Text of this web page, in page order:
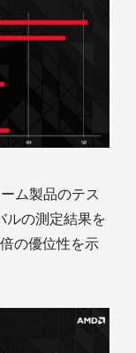
ム製品のテス
ルの測定結果を
の優位性を示